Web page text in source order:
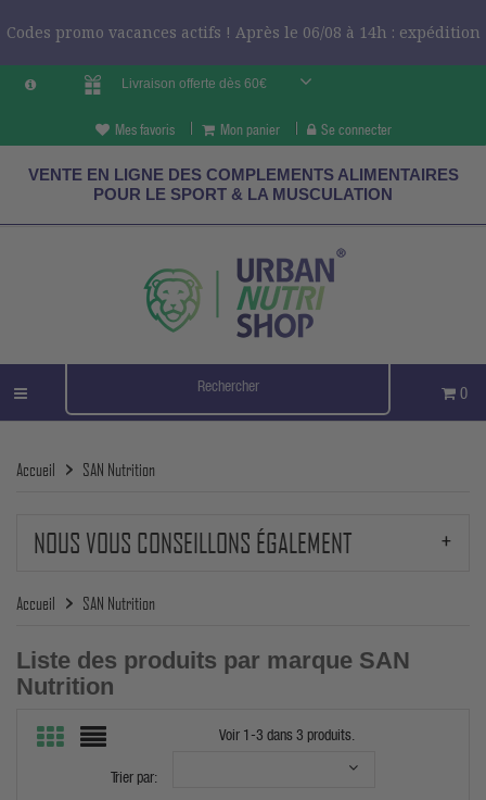
Codes promo vacances actifs ! Après le 06/08 à 14h : expédition
Livraison offerte dès 60€
Mes favoris Mon panier Se connecter
VENTE EN LIGNE DES COMPLEMENTS ALIMENTAIRES
POUR LE SPORT & LA MUSCULATION
0
Accueil SAN Nutrition
NOUS VOUS CONSEILLONS ÉGALEMENT
Accueil SAN Nutrition
Liste des produits par marque SAN
Nutrition
Voir 1-3 dans 3 produits.
Trier par: